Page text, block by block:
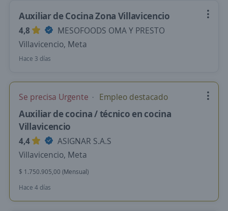
Auxiliar de Cocina Zona Villavicencio
4,8
MESOFOODS OMA Y PRESTO
Villavicencio, Meta
Hace 3 días
Se precisa Urgente Empleo destacado
Auxiliar de cocina / técnico en cocina
Villavicencio
4,4
ASIGNAR S.A.S
Villavicencio, Meta
$ 1.750.905,00 (Mensual)
Hace 4 días